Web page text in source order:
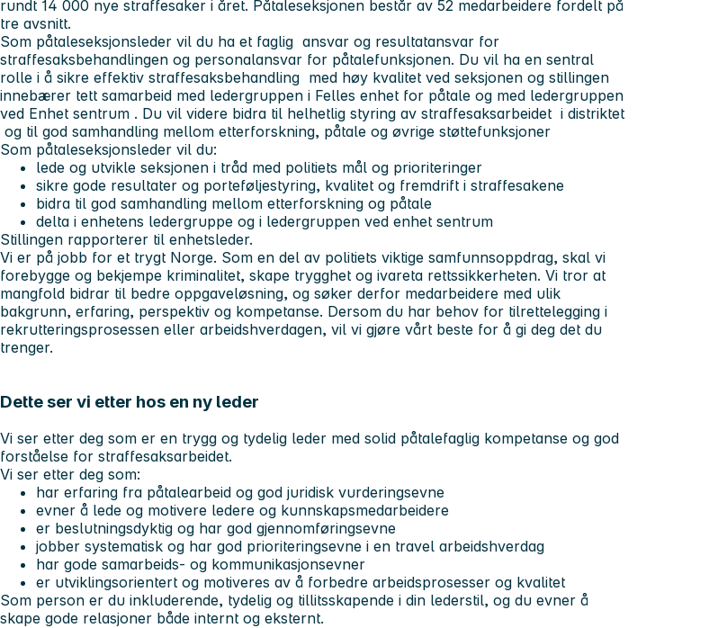
rundt 14 000 nye straffesaker i året. Påtaleseksjonen består av 52 medarbeidere fordelt på
tre avsnitt.
Som påtaleseksjonsleder vil du ha et faglig ansvar og resultatansvar for
straffesaksbehandlingen og personalansvar for påtalefunksjonen. Du vil ha en sentral
rolle i å sikre effektiv straffesaksbehandling med høy kvalitet ved seksjonen og stillingen
innebærer tett samarbeid med ledergruppen i Felles enhet for påtale og med ledergruppen
ved Enhet sentrum . Du vil videre bidra til helhetlig styring av straffesaksarbeidet i distriktet
og til god samhandling mellom etterforskning, påtale og øvrige støttefunksjoner
Som påtaleseksjonsleder vil du:
lede og utvikle seksjonen i tråd med politiets mål og prioriteringer
sikre gode resultater og porteføljestyring, kvalitet og fremdrift i straffesakene
bidra til god samhandling mellom etterforskning og påtale
delta i enhetens ledergruppe og i ledergruppen ved enhet sentrum
Stillingen rapporterer til enhetsleder.
Vi er på jobb for et trygt Norge. Som en del av politiets viktige samfunnsoppdrag, skal vi
forebygge og bekjempe kriminalitet, skape trygghet og ivareta rettssikkerheten. Vi tror at
mangfold bidrar til bedre oppgaveløsning, og søker derfor medarbeidere med ulik
bakgrunn, erfaring, perspektiv og kompetanse. Dersom du har behov for tilrettelegging i
rekrutteringsprosessen eller arbeidshverdagen, vil vi gjøre vårt beste for å gi deg det du
trenger.
Dette ser vi etter hos en ny leder
Vi ser etter deg som er en trygg og tydelig leder med solid påtalefaglig kompetanse og god
forståelse for straffesaksarbeidet.
Vi ser etter deg som:
har erfaring fra påtalearbeid og god juridisk vurderingsevne
evner å lede og motivere ledere og kunnskapsmedarbeidere
er beslutningsdyktig og har god gjennomføringsevne
jobber systematisk og har god prioriteringsevne i en travel arbeidshverdag
har gode samarbeids- og kommunikasjonsevner
er utviklingsorientert og motiveres av å forbedre arbeidsprosesser og kvalitet
Som person er du inkluderende, tydelig og tillitsskapende i din lederstil, og du evner å
skape gode relasjoner både internt og eksternt.